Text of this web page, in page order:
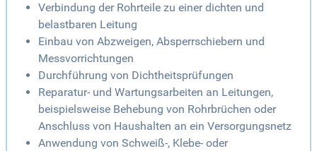
Verbindung der Rohrteile zu einer dichten und
belastbaren Leitung
Einbau von Abzweigen, Absperrschiebern und
Messvorrichtungen
Durchführung von Dichtheitsprüfungen
Reparatur- und Wartungsarbeiten an Leitungen,
beispielsweise Behebung von Rohrbrüchen oder
Anschluss von Haushalten an ein Versorgungsnetz
Anwendung von Schweiß-, Klebe- oder